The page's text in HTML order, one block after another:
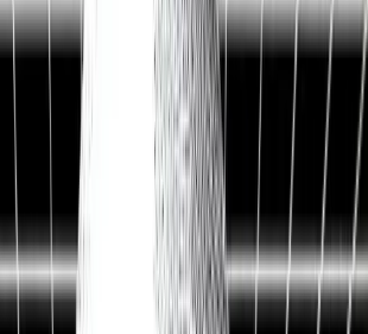
sehen
& Screener zu 20.000+ Aktien —
Goldman Sachs & Anthropic.